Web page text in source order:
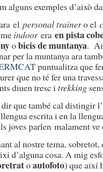
alguns exemples d’això
el personal trainero el
indoorera en pista
obicis de muntanya.
per la muntanya ara
puntualitza que
que no té fer una
diuen tresc itrekking
que també cal distingir
escrita i en la
joves parlen malament
al nostre tema, sobretot,
d’alguna cosa. A mig
oautofoto) que així